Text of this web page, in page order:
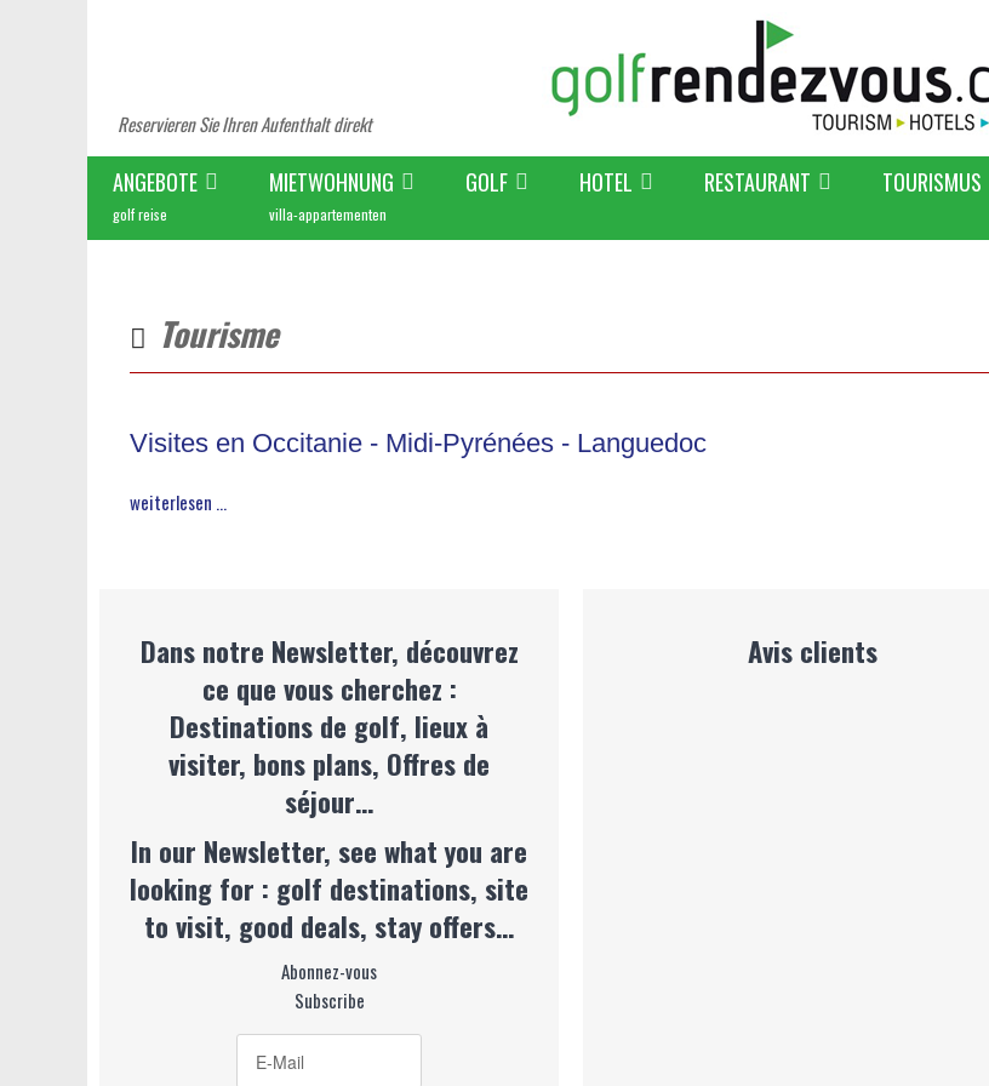
Reservieren Sie Ihren Aufenthalt direkt
ANGEBOTE
golf reise
MIETWOHNUNG
villa-appartementen
GOLF HOTEL RESTAURANT TOURISMUS
Tourisme
Visites en Occitanie - Midi-Pyrénées - Languedoc
weiterlesen ...
Dans notre Newsletter, découvrez
ce que vous cherchez :
Destinations de golf, lieux à
visiter, bons plans, Offres de
séjour…
In our Newsletter, see what you are
looking for : golf destinations, site
to visit, good deals, stay offers…
Abonnez-vous
Subscribe
Avis clients